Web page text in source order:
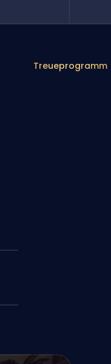
Treueprogramm